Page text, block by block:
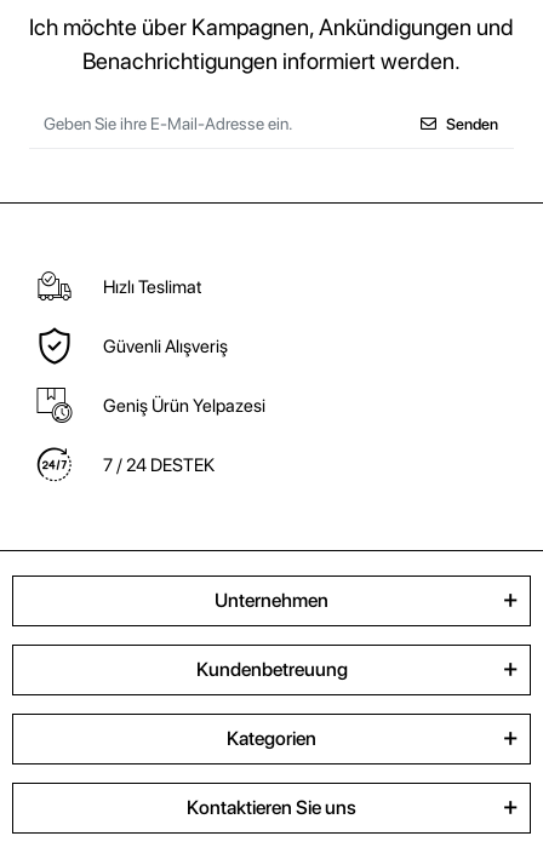
Ich möchte über Kampagnen, Ankündigungen und
Benachrichtigungen informiert werden.
Senden
Hızlı Teslimat
Güvenli Alışveriş
Geniş Ürün Yelpazesi
7 / 24 DESTEK
Unternehmen
Kundenbetreuung
Kategorien
Kontaktieren Sie uns